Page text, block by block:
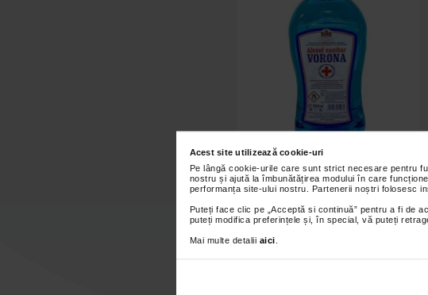
Acest site utilizează cookie-uri
Pe lângă cookie-urile care sunt strict necesare pentru
nostru și ajută la îmbunătățirea modului în care
performanța site-ului nostru. Partenerii noștri folosesc
Puteți face clic pe „Acceptă si continuă” pentru a fi de
puteți modifica preferințele și, în special, vă puteți
Mai multe detalii aici
Alcool sanitar Vorona 70% x 0,5 l